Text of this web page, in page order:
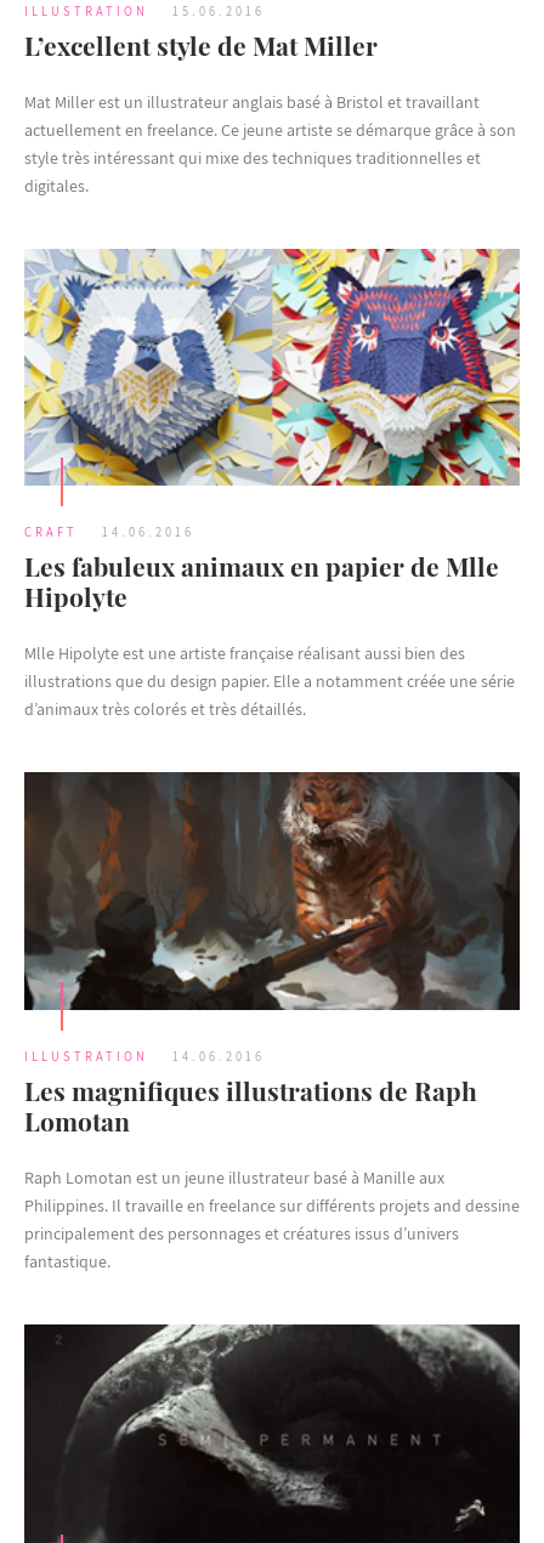
ILLUSTRATION 15.06.2016
L’excellent style de Mat Miller
Mat Miller est un illustrateur anglais basé à Bristol et travaillant
actuellement en freelance. Ce jeune artiste se démarque grâce à son
style très intéressant qui mixe des techniques traditionnelles et
digitales.
CRAFT 14.06.2016
Les fabuleux animaux en papier de Mlle
Hipolyte
Mlle Hipolyte est une artiste française réalisant aussi bien des
illustrations que du design papier. Elle a notamment créée une série
d’animaux très colorés et très détaillés.
ILLUSTRATION 14.06.2016
Les magnifiques illustrations de Raph
Lomotan
Raph Lomotan est un jeune illustrateur basé à Manille aux
Philippines. Il travaille en freelance sur différents projets and dessine
principalement des personnages et créatures issus d’univers
fantastique.